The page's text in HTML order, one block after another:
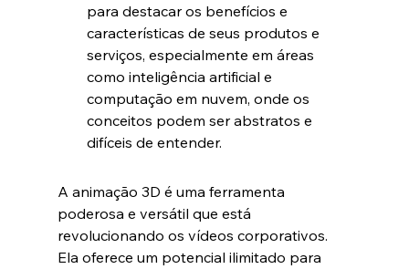
para destacar os benefícios e
características de seus produtos e
serviços, especialmente em áreas
como inteligência artificial e
computação em nuvem, onde os
conceitos podem ser abstratos e
difíceis de entender.
A animação 3D é uma ferramenta
poderosa e versátil que está
revolucionando os vídeos corporativos.
Ela oferece um potencial ilimitado para